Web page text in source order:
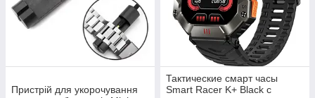
Пристрій для укорочування
Тактические смарт часы
Smart Racer K+ Black с